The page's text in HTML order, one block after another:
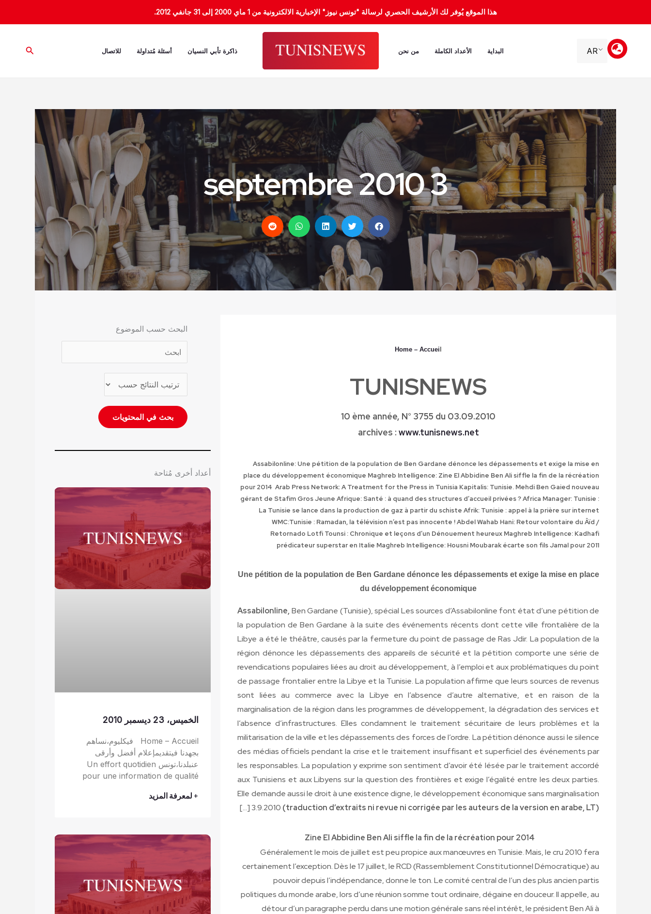
هذا الموقع يُوفر لك الأرشيف الحصري لرسالة "تونس نيوز" الإخبارية الالكترونية من 1 ماي 2000 إلى 31 جانفي 2012.
AR البداية الأعداد الكاملة من نحن ذاكرة تأبي النسيان أسئلة مُتداولة للاتصال البحث
3 septembre 2010
Home – Accuei
TUNISNEWS
10 ème année, N° 3755 du 03.09.2010
www.tunisnews.net
Assabilonline: Une pétition de la population de Ben Gardane dénonce les dépassements et exige la mise en
place du développement économique Maghreb Intelligence: Zine El Abbidine Ben Ali siffle la fin de la récréation
pour 2014 Arab Press Network: A Treatment for the Press in Tunisia Kapitalis: Tunisie. Mehdi Ben Gaied nouveau
gérant de Stafim GrosJeune Afrique: Santé : à quand des structures d’accueil privées ?Africa Manager: Tunisie :
La Tunisie se lance dans la production de gaz à partir du schiste Afrik: Tunisie : appel à la prière sur internet
WMC:Tunisie : Ramadan, la télévision n’est pas innocente !Abdel Wahab Hani: Retour volontaire du Âïd /
Retornado Lotfi Tounsi : Chronique et leçons d’un Dénouement heureux Maghreb Intelligence: Kadhafi
prédicateur superstar en Italie Maghreb Intelligence: Housni Moubarak écarte son fils Jamal pour 2011
Une pétition de la population de Ben Gardane dénonce les dépassements et exige la mise en place
du développement économique
Assabilonline, Ben Gardane (Tunisie), spécial Les sources d’Assabilonline font état d’une pétition de
la population de Ben Gardane à la suite des événements récents dont cette ville frontalière de la
Libye a été le théâtre, causés par la fermeture du point de passage de Ras Jdir. La population de la
région dénonce les dépassements des appareils de sécurité et la pétition comporte une série de
revendications populaires liées au droit au développement, à l’emploi et aux problématiques du point
de passage frontalier entre la Libye et la Tunisie. La population affirme que leurs sources de revenus
sont liées au commerce avec la Libye en l’absence d’autre alternative, et en raison de la
marginalisation de la région dans les programmes de développement, la dégradation des services et
l’absence d’infrastructures. Elles condamnent le traitement sécuritaire de leurs problèmes et la
militarisation de la ville et les dépassements des forces de l’ordre. La pétition dénonce aussi le silence
des médias officiels pendant la crise et le traitement insuffisant et superficiel des événements par
les responsables. La population y exprime son sentiment d’avoir été lésée par le traitement accordé
aux Tunisiens et aux Libyens sur la question des frontières et exige l’égalité entre les deux parties.
Elle demande aussi le droit à une existence digne, le développement économique sans marginalisation
[…] 3.9.2010 (traduction d’extraits ni revue ni corrigée par les auteurs de la version en arabe, LT)
Zine El Abbidine Ben Ali siffle la fin de la récréation pour 2014
Généralement le mois de juillet est peu propice aux manœuvres en Tunisie. Mais, le cru 2010 fera
certainement l’exception. Dès le 17 juillet, le RCD (Rassemblement Constitutionnel Démocratique) au
pouvoir depuis l’indépendance, donne le ton. Le comité central de l’un des plus ancien partis
politiques du monde arabe, lors d’une réunion somme tout ordinaire, dégaine en douceur. Il appelle, au
détour d’un paragraphe perdu dans une motion générale sans réel intérêt, le président Ben Ali à
البحث حسب الموضوع
أعداد أخرى مُتاحة
الخميس، 23 ديسمبر 2010
Home – Accueil فيكليوم،نساهم
بجهدنا فيتقديمإعلام أفضل وأرقى
عنبلدنا،تونس Un effort quotidien
pour une information de qualité
+ لمعرفة المزيد